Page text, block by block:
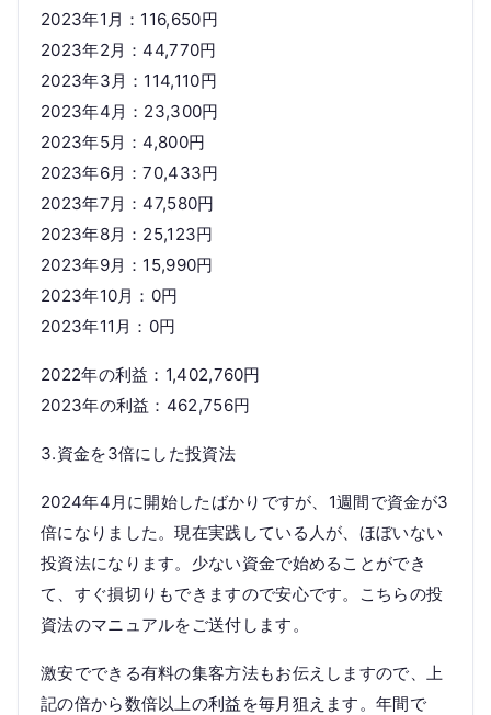
2023年1月：116,650円
2023年2月：44,770円
2023年3月：114,110円
2023年4月：23,300円
2023年5月：4,800円
2023年6月：70,433円
2023年7月：47,580円
2023年8月：25,123円
2023年9月：15,990円
2023年10月：0円
2023年11月：0円
2022年の利益：1,402,760円
2023年の利益：462,756円
3.資金を3倍にした投資法
2024年4月に開始したばかりですが、1週間で資金が3
倍になりました。現在実践している人が、ほぼいない
投資法になります。少ない資金で始めることができ
て、すぐ損切りもできますので安心です。こちらの投
資法のマニュアルをご送付します。
激安でできる有料の集客方法もお伝えしますので、上
記の倍から数倍以上の利益を毎月狙えます。年間で